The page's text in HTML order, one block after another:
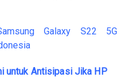
Galaxy S22 5G
untuk Antisipasi Jika HP